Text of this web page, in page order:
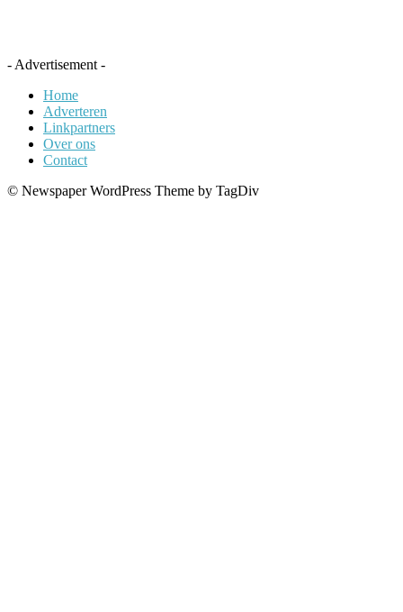
- Advertisement -
Home
Adverteren
Linkpartners
Over ons
Contact
© Newspaper WordPress Theme by TagDiv